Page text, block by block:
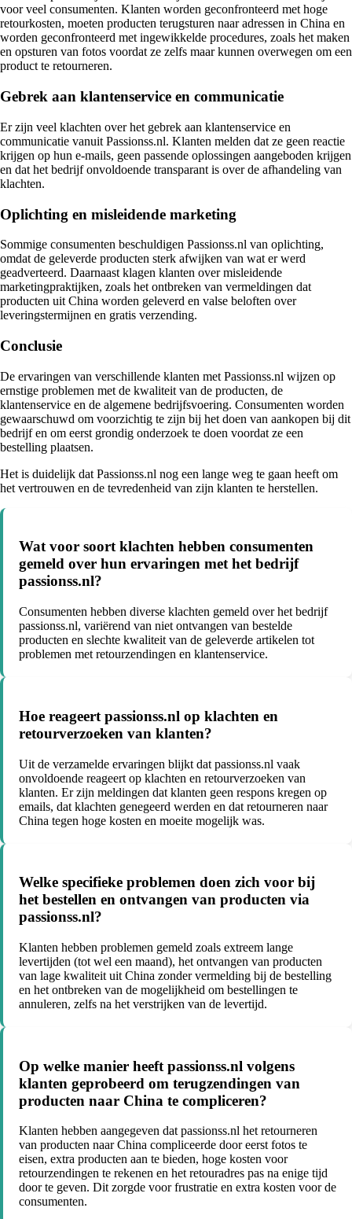
voor veel consumenten. Klanten worden geconfronteerd met hoge
retourkosten, moeten producten terugsturen naar adressen in China en
worden geconfronteerd met ingewikkelde procedures, zoals het maken
en opsturen van fotos voordat ze zelfs maar kunnen overwegen om een
product te retourneren.
Gebrek aan klantenservice en communicatie
Er zijn veel klachten over het gebrek aan klantenservice en
communicatie vanuit Passionss.nl. Klanten melden dat ze geen reactie
krijgen op hun e-mails, geen passende oplossingen aangeboden krijgen
en dat het bedrijf onvoldoende transparant is over de afhandeling van
klachten.
Oplichting en misleidende marketing
Sommige consumenten beschuldigen Passionss.nl van oplichting,
omdat de geleverde producten sterk afwijken van wat er werd
geadverteerd. Daarnaast klagen klanten over misleidende
marketingpraktijken, zoals het ontbreken van vermeldingen dat
producten uit China worden geleverd en valse beloften over
leveringstermijnen en gratis verzending.
Conclusie
De ervaringen van verschillende klanten met Passionss.nl wijzen op
ernstige problemen met de kwaliteit van de producten, de
klantenservice en de algemene bedrijfsvoering. Consumenten worden
gewaarschuwd om voorzichtig te zijn bij het doen van aankopen bij dit
bedrijf en om eerst grondig onderzoek te doen voordat ze een
bestelling plaatsen.
Het is duidelijk dat Passionss.nl nog een lange weg te gaan heeft om
het vertrouwen en de tevredenheid van zijn klanten te herstellen.
Wat voor soort klachten hebben consumenten
gemeld over hun ervaringen met het bedrijf
passionss.nl?
Consumenten hebben diverse klachten gemeld over het bedrijf
passionss.nl, variërend van niet ontvangen van bestelde
producten en slechte kwaliteit van de geleverde artikelen tot
problemen met retourzendingen en klantenservice.
Hoe reageert passionss.nl op klachten en
retourverzoeken van klanten?
Uit de verzamelde ervaringen blijkt dat passionss.nl vaak
onvoldoende reageert op klachten en retourverzoeken van
klanten. Er zijn meldingen dat klanten geen respons kregen op
emails, dat klachten genegeerd werden en dat retourneren naar
China tegen hoge kosten en moeite mogelijk was.
Welke specifieke problemen doen zich voor bij
het bestellen en ontvangen van producten via
passionss.nl?
Klanten hebben problemen gemeld zoals extreem lange
levertijden (tot wel een maand), het ontvangen van producten
van lage kwaliteit uit China zonder vermelding bij de bestelling
en het ontbreken van de mogelijkheid om bestellingen te
annuleren, zelfs na het verstrijken van de levertijd.
Op welke manier heeft passionss.nl volgens
klanten geprobeerd om terugzendingen van
producten naar China te compliceren?
Klanten hebben aangegeven dat passionss.nl het retourneren
van producten naar China compliceerde door eerst fotos te
eisen, extra producten aan te bieden, hoge kosten voor
retourzendingen te rekenen en het retouradres pas na enige tijd
door te geven. Dit zorgde voor frustratie en extra kosten voor de
consumenten.